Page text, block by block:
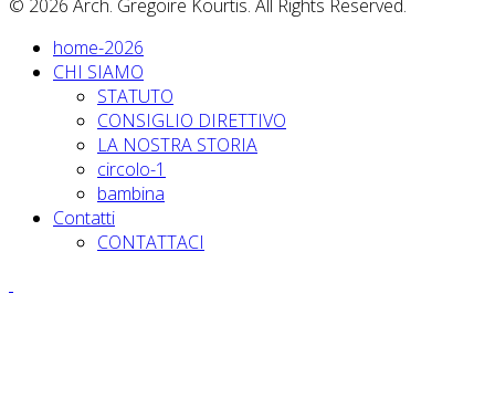
© 2026 Arch. Gregoire Kourtis. All Rights Reserved.
home-2026
CHI SIAMO
STATUTO
CONSIGLIO DIRETTIVO
LA NOSTRA STORIA
circolo-1
bambina
Contatti
CONTATTACI